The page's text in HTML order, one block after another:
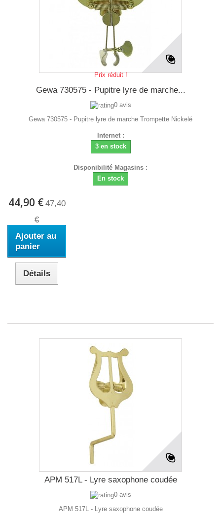
Prix réduit !
Gewa 730575 - Pupitre lyre de marche...
0 avis
Gewa 730575 - Pupitre lyre de marche Trompette Nickelé
Internet :
3 en stock
Disponibilité Magasins :
En stock
44,90 € 47,40
€
Ajouter au
panier
Détails
APM 517L - Lyre saxophone coudée
0 avis
APM 517L - Lyre saxophone coudée